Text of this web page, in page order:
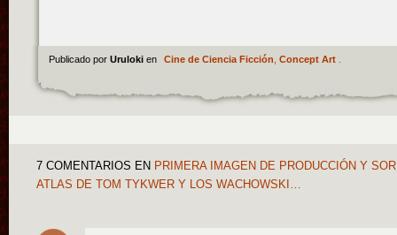
Publicado por Uruloki en Cine de Ciencia Ficción Concept Art.
7 COMENTARIOS EN PRIMERA IMAGEN DE PRODUCCIÓN Y
ATLAS DE TOM TYKWER Y LOS WACHOWSKI…